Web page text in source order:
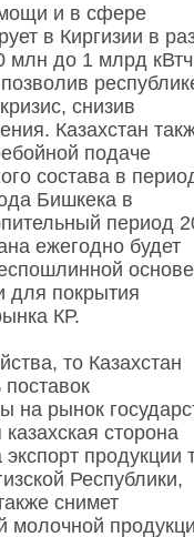
и в сфере
в Киргизии в
млн до 1 млрд кВтч
снизив
Казахстан
подаче
состава в
Бишкека в
период
ежегодно будет
для покрытия
КР.
то Казахстан
на рынок
сторона
продукции
Республики,
снимет
молочной